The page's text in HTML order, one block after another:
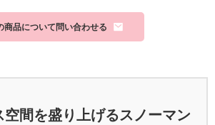
商品について問い合わせる
空間を盛り上げるスノーマン